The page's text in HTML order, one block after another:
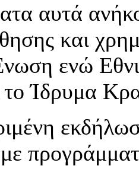
αυτά
και
ενώ
το Ίδρυμα